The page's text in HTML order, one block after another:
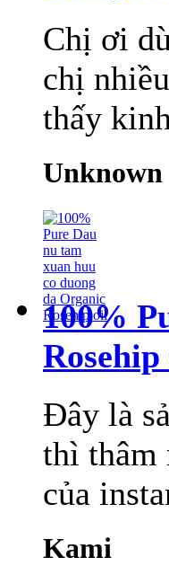
Chị ơi
chị
thấy
Unknown
100%
Đây là
thì thâm
của
Kami